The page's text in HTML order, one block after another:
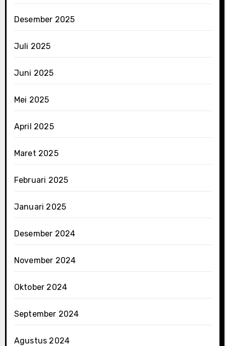
Desember 2025
Juli 2025
Juni 2025
Mei 2025
April 2025
Maret 2025
Februari 2025
Januari 2025
Desember 2024
November 2024
Oktober 2024
September 2024
Agustus 2024